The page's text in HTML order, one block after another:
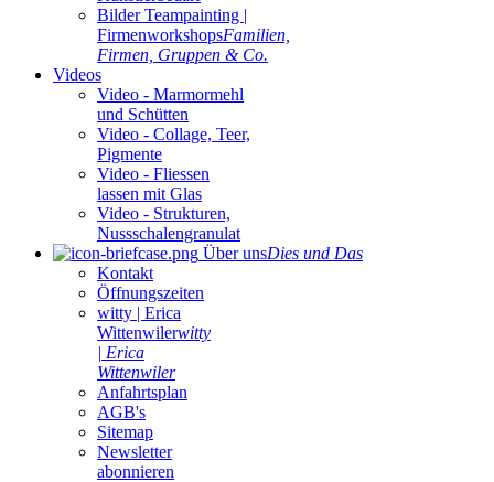
Bilder Teampainting |
FirmenworkshopsFamilien,
Firmen, Gruppen & Co.
Videos
Video - Marmormehl
und Schütten
Video - Collage, Teer,
Pigmente
Video - Fliessen
lassen mit Glas
Video - Strukturen,
Nussschalengranulat
Über unsDies und Das
Kontakt
Öffnungszeiten
witty | Erica
Wittenwilerwitty
| Erica
Wittenwiler
Anfahrtsplan
AGB's
Sitemap
Newsletter
abonnieren